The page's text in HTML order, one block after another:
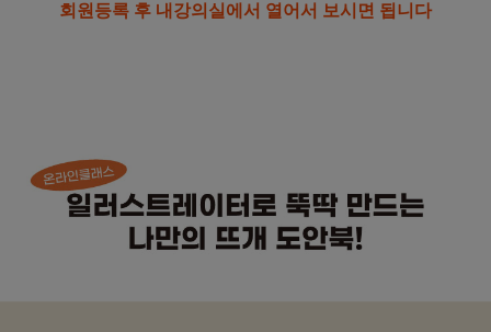
회원등록 후 내강의실에서 열어서 보시면 됩니다